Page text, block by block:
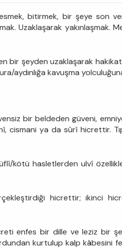
bitirmek, bir şeye son
Uzaklaşarak yakınlaşmak.
bir şeyden uzaklaşarak
aydınlığa kavuşma
bir beldeden güveni,
ya da sûrî hicrettir.
kötü hasletlerden ulvî
hicrettir; ikinci
enfes bir dille ve leziz bir
kurtulup kalp kâbesini